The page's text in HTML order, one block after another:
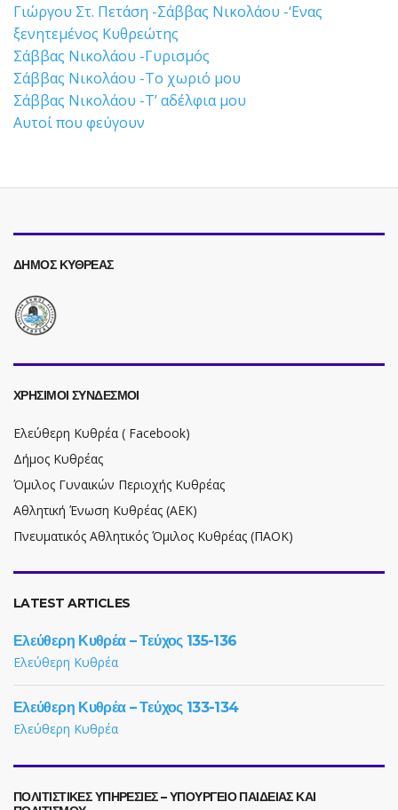
Γιώργου Στ. Πετάση -Σάββας Νικολάου -‘Ενας
ξενητεμένος Κυθρεώτης
Σάββας Νικολάου -Γυρισμός
Σάββας Νικολάου -Το χωριό μου
Σάββας Νικολάου -Τ’ αδέλφια μου
Αυτοί που φεύγουν
ΔΗΜΟΣ ΚΥΘΡΕΑΣ
ΧΡΗΣΙΜΟΙ ΣΥΝΔΕΣΜΟΙ
Ελεύθερη Κυθρέα ( Facebook)
Δήμος Κυθρέας
Όμιλος Γυναικών Περιοχής Κυθρέας
Αθλητική Ένωση Κυθρέας (ΑΕΚ)
Πνευματικός Αθλητικός Όμιλος Κυθρέας (ΠΑΟΚ)
LATEST ARTICLES
Ελεύθερη Κυθρέα – Τεύχος 135-136
Ελεύθερη Κυθρέα
Ελεύθερη Κυθρέα – Τεύχος 133-134
Ελεύθερη Κυθρέα
ΠΟΛΙΤΙΣΤΙΚΕΣ ΥΠΗΡΕΣΙΕΣ – ΥΠΟΥΡΓΕΙΟ ΠΑΙΔΕΙΑΣ ΚΑΙ